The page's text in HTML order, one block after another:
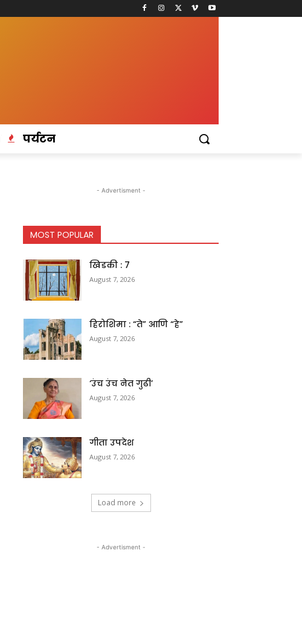
पर्यटन
- Advertisment -
MOST POPULAR
खिडकी : 7
August 7, 2026
हिरोशिमा : “ते” आणि “हे”
August 7, 2026
‘उंच उंच नेत गुढी’
August 7, 2026
गीता उपदेश
August 7, 2026
Load more
- Advertisment -